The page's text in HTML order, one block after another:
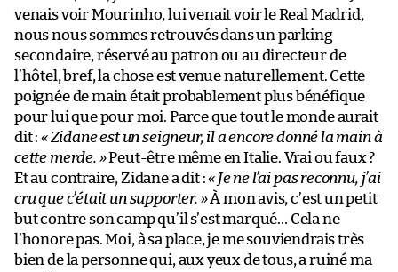
venais voir Mourinho, lui venait voir le Real Madrid,
nous nous sommes retrouvés dans un parking
secondaire, réservé au patron ou au directeur de
l’hôtel, bref, la chose est venue naturellement. Cette
poignée de main était probablement plus bénéfique
pour lui que pour moi. Parce que tout le monde aurait
dit : « Zidane est un seigneur, il a encore donné la main à
cette merde. »Peut-être même en Italie. Vrai ou faux ?
Et au contraire, Zidane a dit :« Je ne l’ai pas reconnu, j’ai
cru que c’était un supporter. »À mon avis, c’est un petit
but contre son camp qu’il s’est marqué… Cela ne
l’honore pas. Moi, à sa place, je me souviendrais très
bien de la personne qui, aux yeux de tous, a ruiné ma